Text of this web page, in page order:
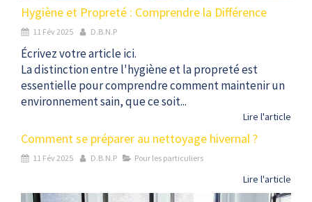
Hygiène et Propreté : Comprendre la Différence
11 Fév 2025 D.B.N.P
Écrivez votre article ici.
La distinction entre l'hygiène et la propreté est
essentielle pour comprendre comment maintenir un
environnement sain, que ce soit...
Lire l'article
Comment se préparer au nettoyage hivernal ?
11 Fév 2025 D.B.N.P Pour les particuliers
Lire l'article